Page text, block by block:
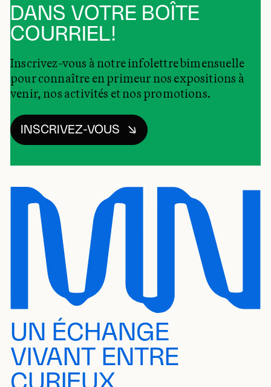
DANS VOTRE BOÎTE
COURRIEL!
Inscrivez-vous à notre infolettre bimensuelle
pour connaître en primeur nos expositions à
venir, nos activités et nos promotions.
INSCRIVEZ-VOUS
UN ÉCHANGE
VIVANT ENTRE